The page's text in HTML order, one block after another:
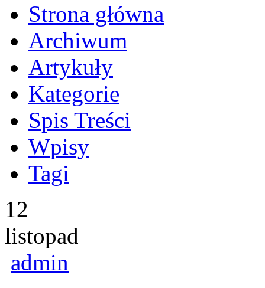
Strona główna
Archiwum
Artykuły
Kategorie
Spis Treści
Wpisy
Tagi
12
listopad
admin